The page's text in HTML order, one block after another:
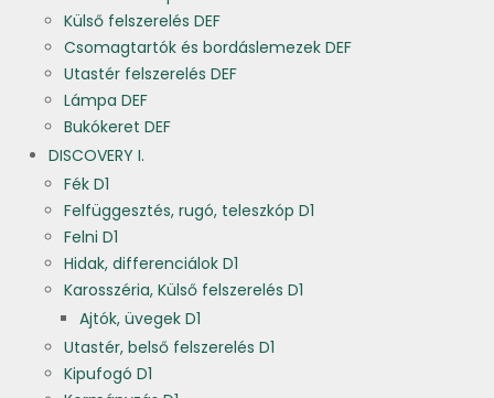
Külső felszerelés DEF
Csomagtartók és bordáslemezek DEF
Utastér felszerelés DEF
Lámpa DEF
Bukókeret DEF
DISCOVERY I.
Fék D1
Felfüggesztés, rugó, teleszkóp D1
Felni D1
Hidak, differenciálok D1
Karosszéria, Külső felszerelés D1
Ajtók, üvegek D1
Utastér, belső felszerelés D1
Kipufogó D1